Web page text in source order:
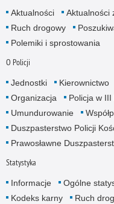
Aktualności Aktualności
Ruch drogowy
Polemiki i sprostowania
O Policji
Jednostki Kierownictwo
Organizacja
Policja w III
Umundurowanie
Duszpasterstwo Policji
Prawosławne
Statystyka
Informacje Ogólne
Kodeks karny
Ruch